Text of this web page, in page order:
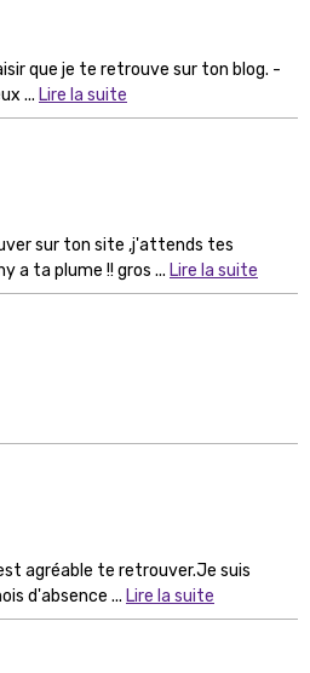
que je te retrouve sur ton blog. -
... Lire la suite
sur ton site ,j'attends tes
a ta plume !! gros ... Lire la suite
agréable te retrouver.Je suis
d'absence ... Lire la suite